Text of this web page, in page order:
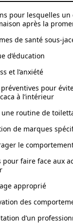
pour lesquelles un
après la
de santé sous-
d’éducation
et l’anxiété
pour
à l’intérieur
une routine de
de marques
le
pour faire face aux
approprié
des
d’un